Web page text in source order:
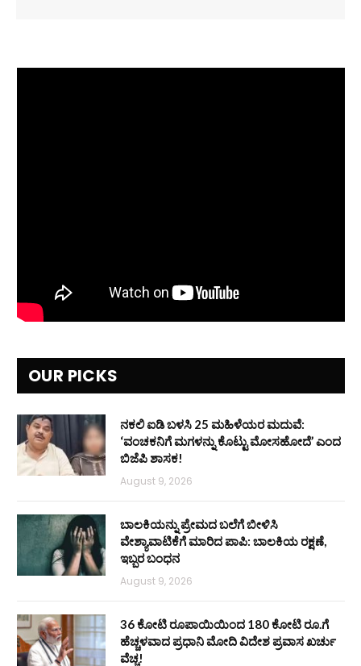
OUR PICKS
ನಕಲಿ ಐಡಿ ಬಳಸಿ 25 ಮಹಿಳೆಯರ ಮದುವೆ:
‘ವಂಚಕನಿಗೆ ಮಗಳನ್ನು ಕೊಟ್ಟು ಮೋಸಹೋದೆ’ ಎಂದ
ಬಿಜೆಪಿ ಶಾಸಕ!
August 9, 2026
ಬಾಲಕಿಯನ್ನು ಪ್ರೇಮದ ಬಲೆಗೆ ಬೀಳಿಸಿ
ವೇಶ್ಯಾವಾಟಿಕೆಗೆ ಮಾರಿದ ಪಾಪಿ: ಬಾಲಕಿಯ ರಕ್ಷಣೆ,
ಇಬ್ಬರ ಬಂಧನ
August 9, 2026
36 ಕೋಟಿ ರೂಪಾಯಿಯಿಂದ 180 ಕೋಟಿ ರೂ.ಗೆ
ಹೆಚ್ಚಳವಾದ ಪ್ರಧಾನಿ ಮೋದಿ ವಿದೇಶ ಪ್ರವಾಸ ಖರ್ಚು
ವೆಚ್ಚ!